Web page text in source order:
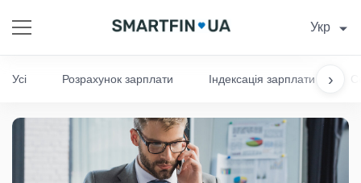
Укр
›
Усі Розрахунок зарплати Індексація зарплати